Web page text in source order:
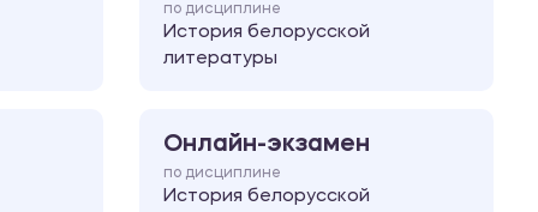
по дисциплине
История белорусской
литературы
Онлайн-экзамен
по дисциплине
История белорусской